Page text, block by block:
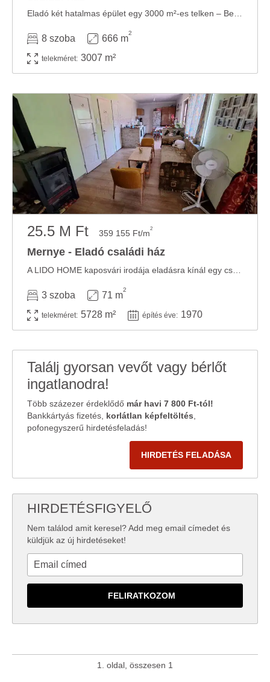
8 szoba 666 m
2
telekméret: 3007 m²
25.5 M Ft 359 155 Ft/m2
Mernye - Eladó családi ház
3 szoba 71 m
2
telekméret: 5728 m² építés éve: 1970
Találj gyorsan vevőt vagy bérlőt
ingatlanodra!
Több százezer érdeklődő már havi 7 800 Ft-tól!
Bankkártyás fizetés, korlátlan képfeltöltés
pofonegyszerű hirdetésfeladás!
HIRDETÉS FELADÁSA
HIRDETÉSFIGYELŐ
Nem találod amit keresel? Add meg email címedet és
küldjük az új hirdetéseket!
1. oldal, összesen 1